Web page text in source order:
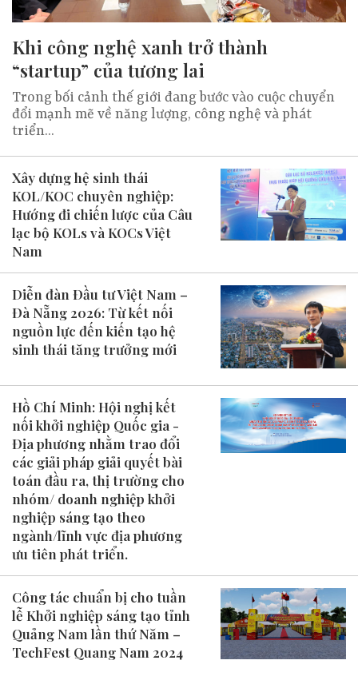
Khi công nghệ xanh trở thành
“startup” của tương lai
Trong bối cảnh thế giới đang bước vào cuộc chuyển
đổi mạnh mẽ về năng lượng, công nghệ và phát
triển...
Xây dựng hệ sinh thái
KOL/KOC chuyên nghiệp:
Hướng đi chiến lược của Câu
lạc bộ KOLs và KOCs Việt
Nam
Diễn đàn Đầu tư Việt Nam –
Đà Nẵng 2026: Từ kết nối
nguồn lực đến kiến tạo hệ
sinh thái tăng trưởng mới
Hồ Chí Minh: Hội nghị kết
nối khởi nghiệp Quốc gia -
Địa phương nhằm trao đổi
các giải pháp giải quyết bài
toán đầu ra, thị trường cho
nhóm/ doanh nghiệp khởi
nghiệp sáng tạo theo
ngành/lĩnh vực địa phương
ưu tiên phát triển.
Công tác chuẩn bị cho tuần
lễ Khởi nghiệp sáng tạo tỉnh
Quảng Nam lần thứ Năm –
TechFest Quang Nam 2024